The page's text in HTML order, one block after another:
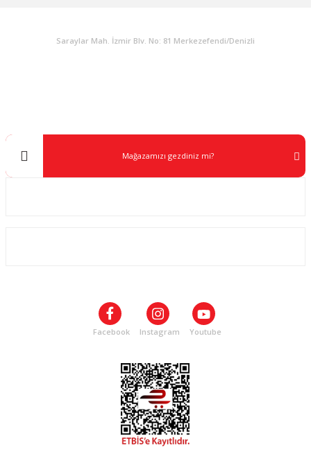
Saraylar Mah. İzmir Blv. No: 81 Merkezefendi/Denizli
Mağazamızı gezdiniz mi?
Facebook Instagram Youtube